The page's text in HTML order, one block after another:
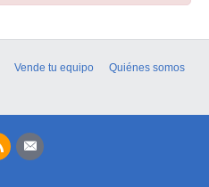
Vende tu equipo
Quiénes somos